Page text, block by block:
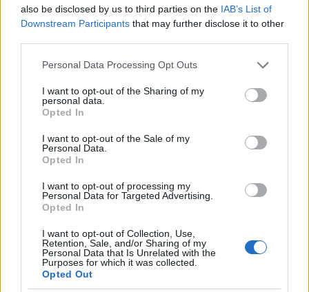
also be disclosed by us to third parties on the IAB’s List of
Downstream Participants that may further disclose it to other
Please note that this website/app uses one or more Google
not limited to your visit or usage behaviour. You may click to
grant or deny consent to Google and its third-party tags to
use your data for below specified purposes in below Google
consent section.
Personal Data Processing Opt Outs
I want to opt-out of the Sharing of my
personal data.
Opted In
I want to opt-out of the Sale of my
Personal Data.
Opted In
I want to opt-out of processing my
Personal Data for Targeted Advertising.
Opted In
I want to opt-out of Collection, Use,
Retention, Sale, and/or Sharing of my
Personal Data that Is Unrelated with the
Purposes for which it was collected.
Opted Out
tömeges határsértésre buzdító üzenetek
miatt nyomoznak a spanyolok
HÍREK 7 órája
Utalvány formájában, novemberben
érkezik az iskolakezdési támogatás
második fele
HÍREK 7 órája